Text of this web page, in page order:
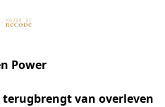
Power
van overleven